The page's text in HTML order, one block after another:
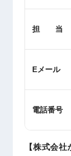
担 当
Eメール
電話番号
【株式会